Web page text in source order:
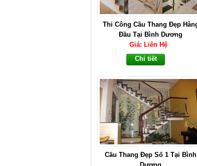
Cầu Thang Đẹp Số 1 Tại Bình
Dương
Giá: Liên Hệ
Chi tiết
Cầu Thang Đẹp Nhất Tại Bình